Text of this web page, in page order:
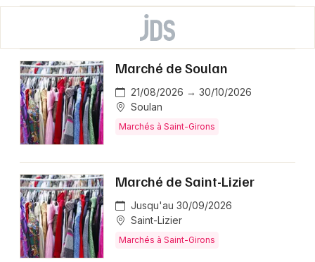
Marché de Soulan
21/08/2026 → 30/10/2026
Soulan
Marchés à Saint-Girons
Marché de Saint-Lizier
Jusqu'au 30/09/2026
Saint-Lizier
Marchés à Saint-Girons